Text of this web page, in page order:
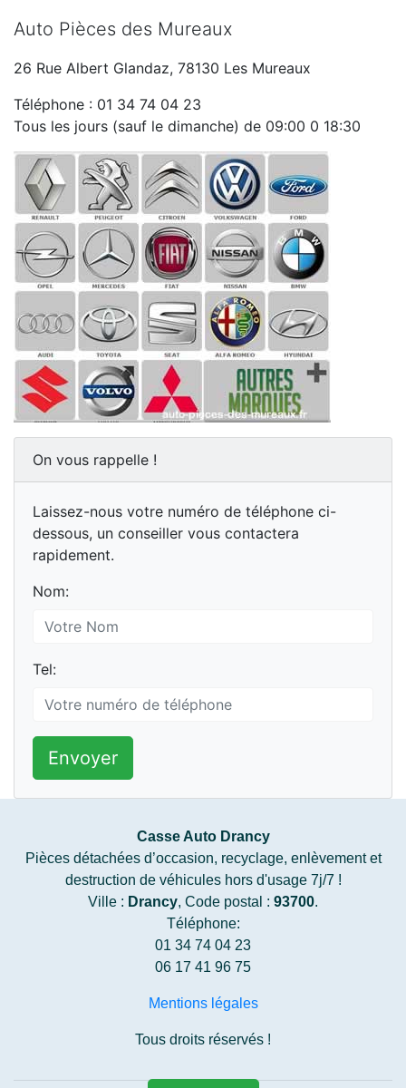
Auto Pièces des Mureaux
26 Rue Albert Glandaz, 78130 Les Mureaux
Téléphone : 01 34 74 04 23
Tous les jours (sauf le dimanche) de 09:00 0 18:30
On vous rappelle !
Laissez-nous votre numéro de téléphone ci-
dessous, un conseiller vous contactera
rapidement.
Nom:
Tel:
Envoyer
Casse Auto Drancy
Pièces détachées d’occasion, recyclage, enlèvement et
destruction de véhicules hors d'usage 7j/7 !
Ville : Drancy, Code postal : 93700.
Téléphone:
01 34 74 04 23
06 17 41 96 75
Mentions légales
Tous droits réservés !